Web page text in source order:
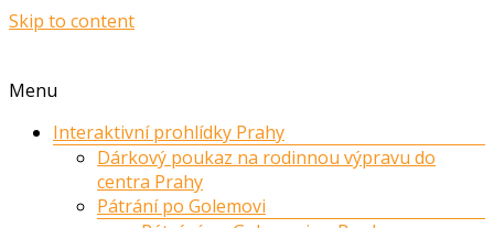
Skip to content
Menu
Interaktivní prohlídky Prahy
Dárkový poukaz na rodinnou výpravu do
centra Prahy
Pátrání po Golemovi